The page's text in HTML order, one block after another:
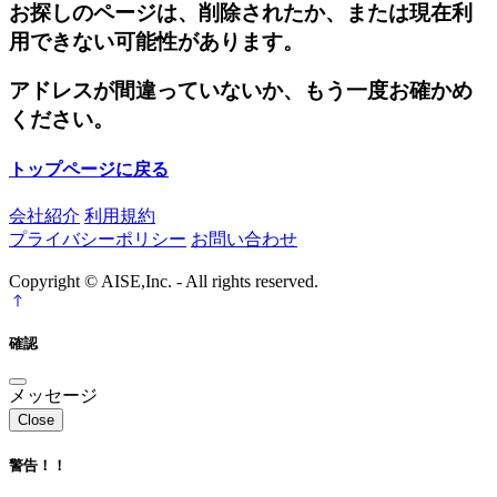
お探しのページは、削除されたか、または現在利
用できない可能性があります。
アドレスが間違っていないか、もう一度お確かめ
ください。
トップページに戻る
会社紹介 利用規約
プライバシーポリシー お問い合わせ
Copyright © AISE,Inc. - All rights reserved.
確認
メッセージ
Close
警告！！